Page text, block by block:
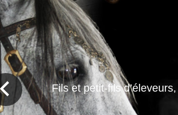
Fils et petit-fils